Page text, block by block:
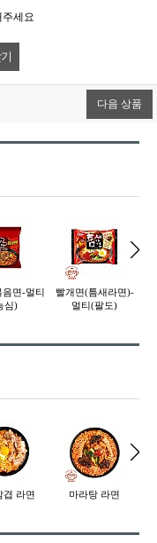
세요
다음 상품
음면-멀티
심)
빨개면(틈새라면)-
멀티(팔도)
겹 라면 마라탕 라면